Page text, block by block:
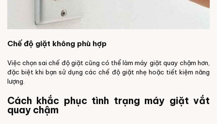
Chế độ giặt không phù hợp
Việc chọn sai chế độ giặt cũng có thể làm máy giặt quay chậm hơn,
đặc biệt khi bạn sử dụng các chế độ giặt nhẹ hoặc tiết kiệm năng
lượng.
Cách khắc phục tình trạng máy giặt vắt
quay chậm